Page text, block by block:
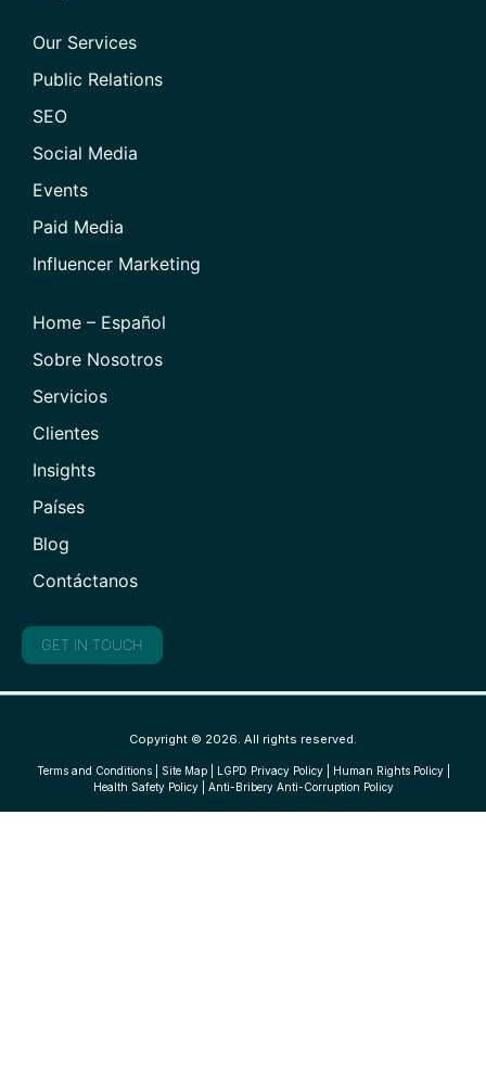
Our Services
Public Relations
SEO
Social Media
Events
Paid Media
Influencer Marketing
Home – Español
Sobre Nosotros
Servicios
Clientes
Insights
Países
Blog
Contáctanos
GET IN TOUCH
Copyright © 2026. All rights reserved.
Terms and Conditions| Site Map| LGPD Privacy Policy| Human Rights Policy|
Health Safety Policy| Anti-Bribery Anti-Corruption Policy